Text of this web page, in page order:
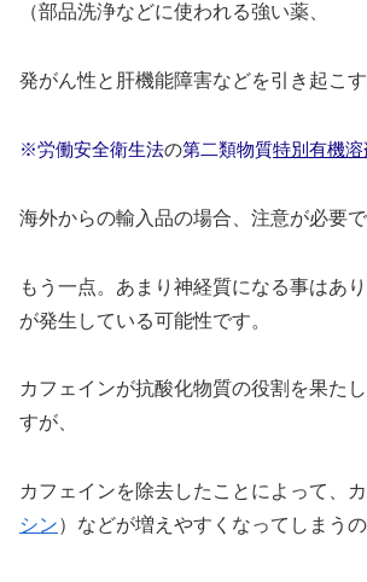
（部品洗浄などに使われる強い薬、
発がん性と肝機能障害などを引き起こす
※労働安全衛生法の第二類物質特別有機
海外からの輸入品の場合、注意が必要で
もう一点。あまり神経質になる事はあ
が発生している可能性です。
カフェインが抗酸化物質の役割を果た
すが、
カフェインを除去したことによって、
シン）などが増えやすくなってしまうの